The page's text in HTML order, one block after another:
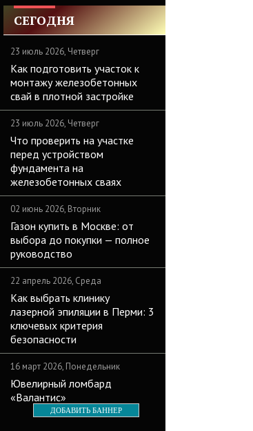
СЕГОДНЯ
23 июль 2026, Четверг
Как подготовить участок к
монтажу железобетонных
свай в плотной застройке
23 июль 2026, Четверг
Что проверить на участке
перед устройством
фундамента на
железобетонных сваях
02 июнь 2026, Вторник
Газон купить в Москве: от
выбора до покупки — полное
руководство
22 апрель 2026, Среда
Как выбрать клинику
лазерной эпиляции в Перми: 3
ключевых критерия
безопасности
16 март 2026, Понедельник
Ювелирный ломбард
«Валантис»
ДОБАВИТЬ БАННЕР